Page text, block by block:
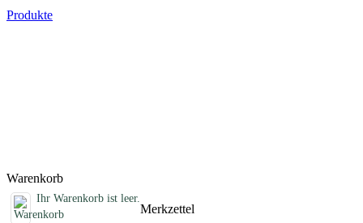
Produkte
Warenkorb
Ihr Warenkorb ist leer.
Merkzettel